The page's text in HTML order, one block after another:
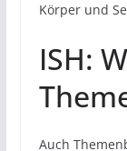
Körper und
ISH:
Auch